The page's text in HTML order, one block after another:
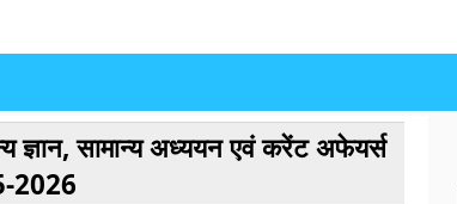
ज्ञान, सामान्य अध्ययन एवं करेंट अफेयर्स
2026